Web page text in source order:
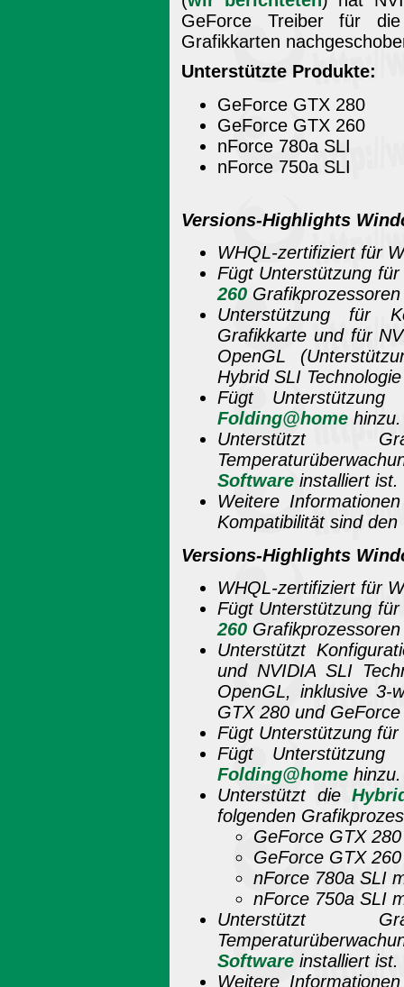
GeForce Treiber für
Grafikkarten
Unterstützte Produkte:
GeForce GTX 280
GeForce GTX 260
nForce 780a SLI
nForce 750a SLI
Versions-Highlights
WHQL-zertifiziert für
Fügt Unterstützung
260
Unterstützung für
Grafikkarte und für
OpenGL
Hybrid SLI
Fügt Unterstützung
Folding@home hinzu.
Unterstützt
Software installiert ist.
Weitere
Kompatibilität sind
Versions-Highlights
WHQL-zertifiziert für
Fügt Unterstützung
260
Unterstützt
und NVIDIA SLI
OpenGL, inklusive 3-
GTX 280 und
Fügt Unterstützung für
Fügt Unterstützung
Folding@home hinzu.
Unterstützt die
folgenden
GeForce GTX
GeForce GTX
nForce 780a SLI
nForce 750a SLI
Unterstützt
Software installiert ist.
Weitere